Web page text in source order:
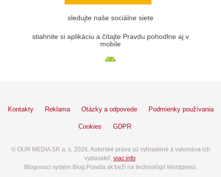
sledujte naše sociálne siete
stiahnite si aplikáciu a čítajte Pravdu pohodlne aj v
mobile
Kontakty Reklama Otázky a odpovede Podmienky používania
Cookies GDPR
© OUR MEDIA SR a. s. 2026. Autorské práva sú vyhradené a vykonáva ich
vydavateľ, viac info.
Blogovací systém Blog.Pravda.sk beží na technológií Wordpress.